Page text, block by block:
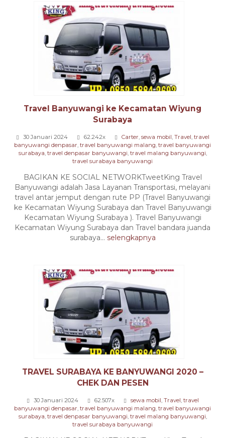
Travel Banyuwangi ke Kecamatan Wiyung
Surabaya
30 Januari 2024 62.242x Carter sewa mobil Travel travel
banyuwangi denpasar travel banyuwangi malang travel banyuwangi
surabaya travel denpasar banyuwangi travel malang banyuwangi
travel surabaya banyuwangi
BAGIKAN KE SOCIAL NETWORKTweetKing Travel
Banyuwangi adalah Jasa Layanan Transportasi, melayani
travel antar jemput dengan rute PP (Travel Banyuwangi
ke Kecamatan Wiyung Surabaya dan Travel Banyuwangi
Kecamatan Wiyung Surabaya ). Travel Banyuwangi
Kecamatan Wiyung Surabaya dan Travel bandara juanda
surabaya... selengkapnya
TRAVEL SURABAYA KE BANYUWANGI 2020 –
CHEK DAN PESEN
30 Januari 2024 62.507x sewa mobil Travel travel
banyuwangi denpasar travel banyuwangi malang travel banyuwangi
surabaya travel denpasar banyuwangi travel malang banyuwangi
travel surabaya banyuwangi